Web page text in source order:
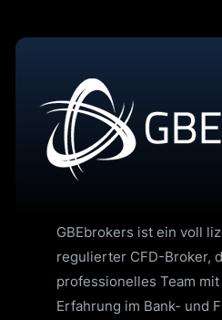
GBEbrokers ist ein voll
regulierter CFD-Broker,
professionelles Team
Erfahrung im Bank- und